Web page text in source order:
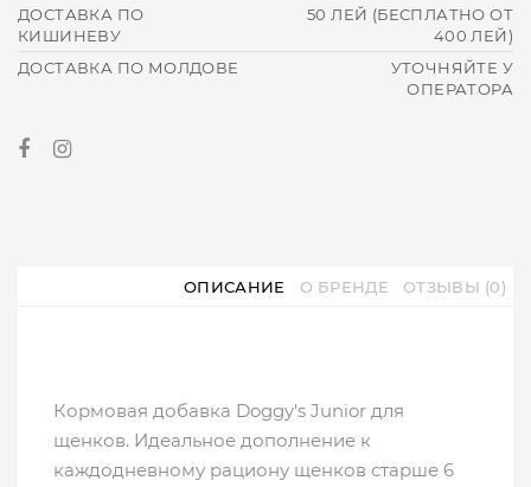
ДОСТАВКА ПО
КИШИНЕВУ
50 ЛЕЙ (БЕСПЛАТНО ОТ
400 ЛЕЙ)
ДОСТАВКА ПО МОЛДОВЕ
УТОЧНЯЙТЕ У
ОПЕРАТОРА
ОПИСАНИЕ О БРЕНДЕ ОТЗЫВЫ (0)
Кормовая добавка Doggy's Junior для
щенков. Идеальное дополнение к
каждодневному рациону щенков старше 6